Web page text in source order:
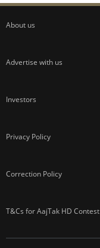
About us
Advertise with us
Investors
Privacy Policy
Correction Policy
T&Cs for AajTak HD Contest